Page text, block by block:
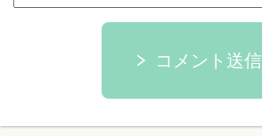
コメント送信